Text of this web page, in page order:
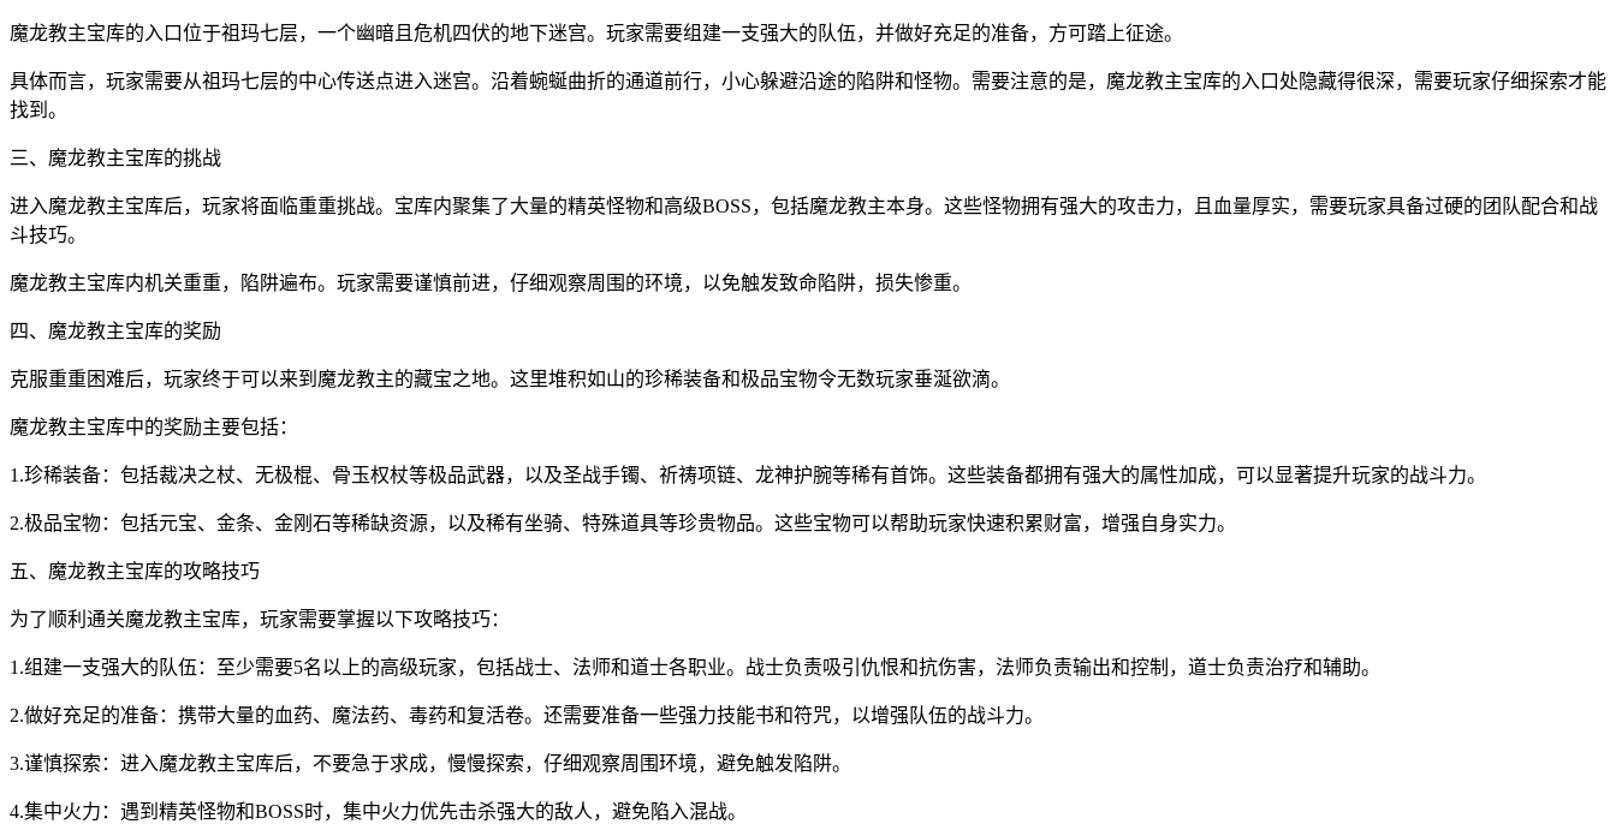
魔龙教主宝库的入口位于祖玛七层，一个幽暗且危机四伏的地下迷宫。玩家需要组建一支强大的队伍，并做好充足的准备，方可踏上征途。
具体而言，玩家需要从祖玛七层的中心传送点进入迷宫。沿着蜿蜒曲折的通道前行，小心躲避沿途的陷阱和怪物。需要注意的是，魔龙教主宝库的入口处隐藏得很深，需要玩家仔细探索才能
找到。
三、魔龙教主宝库的挑战
进入魔龙教主宝库后，玩家将面临重重挑战。宝库内聚集了大量的精英怪物和高级BOSS，包括魔龙教主本身。这些怪物拥有强大的攻击力，且血量厚实，需要玩家具备过硬的团队配合和战
斗技巧。
魔龙教主宝库内机关重重，陷阱遍布。玩家需要谨慎前进，仔细观察周围的环境，以免触发致命陷阱，损失惨重。
四、魔龙教主宝库的奖励
克服重重困难后，玩家终于可以来到魔龙教主的藏宝之地。这里堆积如山的珍稀装备和极品宝物令无数玩家垂涎欲滴。
魔龙教主宝库中的奖励主要包括：
1.珍稀装备：包括裁决之杖、无极棍、骨玉权杖等极品武器，以及圣战手镯、祈祷项链、龙神护腕等稀有首饰。这些装备都拥有强大的属性加成，可以显著提升玩家的战斗力。
2.极品宝物：包括元宝、金条、金刚石等稀缺资源，以及稀有坐骑、特殊道具等珍贵物品。这些宝物可以帮助玩家快速积累财富，增强自身实力。
五、魔龙教主宝库的攻略技巧
为了顺利通关魔龙教主宝库，玩家需要掌握以下攻略技巧：
1.组建一支强大的队伍：至少需要5名以上的高级玩家，包括战士、法师和道士各职业。战士负责吸引仇恨和抗伤害，法师负责输出和控制，道士负责治疗和辅助。
2.做好充足的准备：携带大量的血药、魔法药、毒药和复活卷。还需要准备一些强力技能书和符咒，以增强队伍的战斗力。
3.谨慎探索：进入魔龙教主宝库后，不要急于求成，慢慢探索，仔细观察周围环境，避免触发陷阱。
4.集中火力：遇到精英怪物和BOSS时，集中火力优先击杀强大的敌人，避免陷入混战。